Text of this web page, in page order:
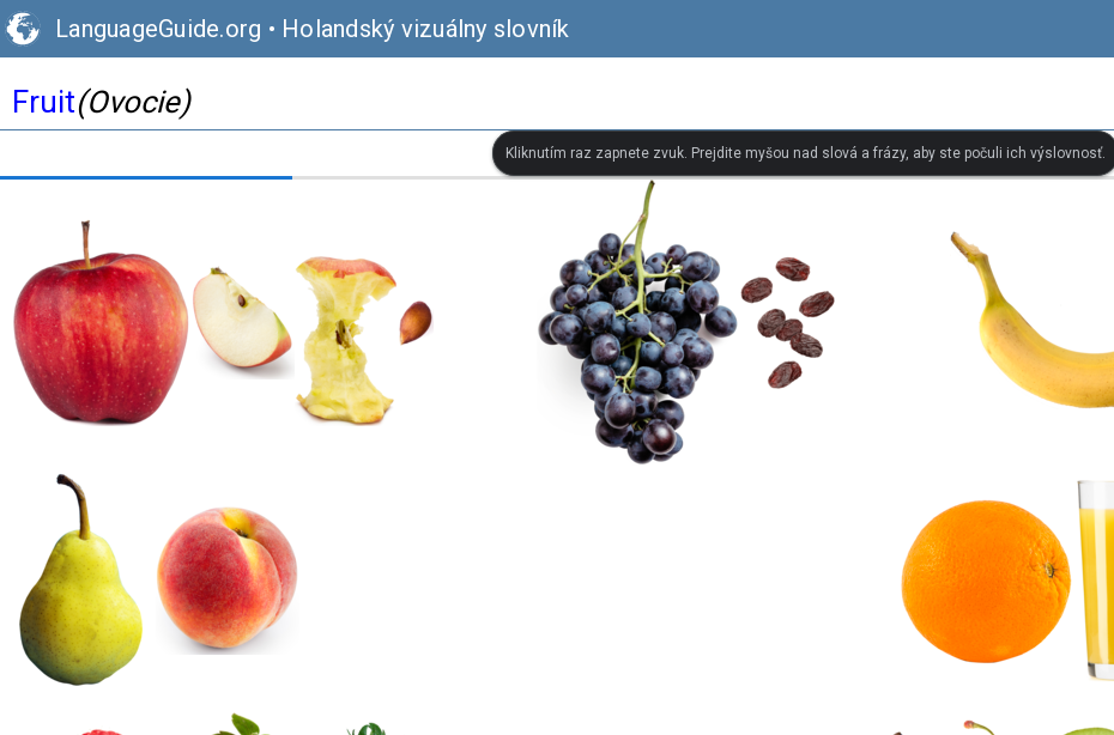
LanguageGuide.org • Holandský vizuálny slovník
Fruit(Ovocie)
Kliknutím raz zapnete zvuk. Prejdite myšou nad slová a frázy, aby ste počuli ich výslovnosť.